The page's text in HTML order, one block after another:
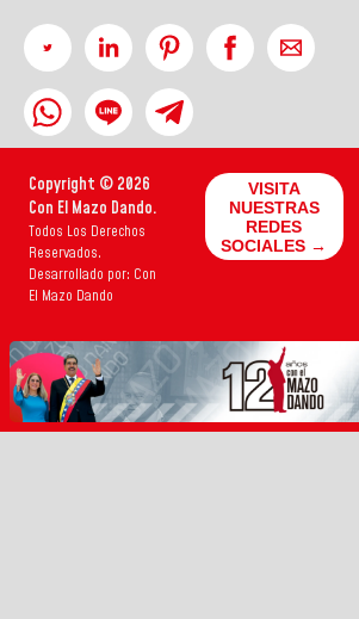
Copyright © 2026
Con El Mazo Dando.
Todos Los Derechos
Reservados.
Desarrollado por: Con
El Mazo Dando
VISITA
NUESTRAS
REDES
SOCIALES →